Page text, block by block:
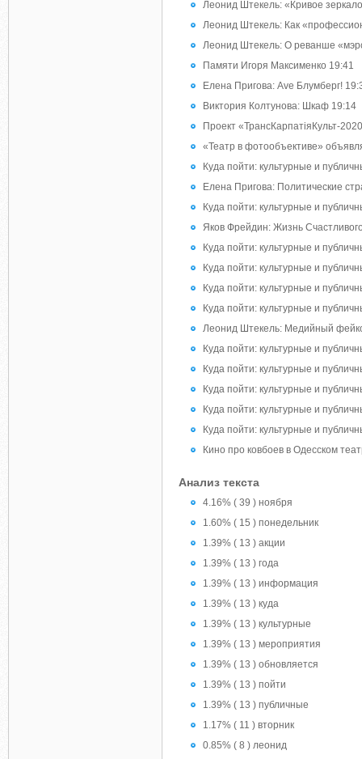
Леонид Штекель: «Кривое
Леонид Штекель: Как
Леонид Штекель: О реванше
Памяти Игоря Максименко 19:41
Елена Пригова: Ave Блумберг!
Виктория Колтунова: Шкаф 19:14
Проект «ТрансКарпатіяКульт-
«Театр в фотообъективе»
Куда пойти: культурные и
Елена Пригова: Политические
Куда пойти: культурные и
Яков Фрейдин: Жизнь
Куда пойти: культурные и
Куда пойти: культурные и
Куда пойти: культурные и
Куда пойти: культурные и
Леонид Штекель: Медийный
Куда пойти: культурные и
Куда пойти: культурные и
Куда пойти: культурные и
Куда пойти: культурные и
Куда пойти: культурные и
Кино про ковбоев в Одесском
Анализ текста
4.16% ( 39 ) ноября
1.60% ( 15 ) понедельник
1.39% ( 13 ) акции
1.39% ( 13 ) года
1.39% ( 13 ) информация
1.39% ( 13 ) куда
1.39% ( 13 ) культурные
1.39% ( 13 ) мероприятия
1.39% ( 13 ) обновляется
1.39% ( 13 ) пойти
1.39% ( 13 ) публичные
1.17% ( 11 ) вторник
0.85% ( 8 ) леонид